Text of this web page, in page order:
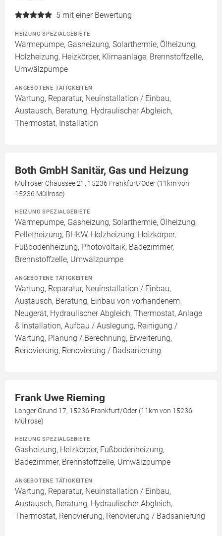
5 mit einer Bewertung
HEIZUNG SPEZIALGEBIETE
Wärmepumpe, Gasheizung, Solarthermie, Ölheizung,
Holzheizung, Heizkörper, Klimaanlage, Brennstoffzelle,
Umwälzpumpe
ANGEBOTENE TÄTIGKEITEN
Wartung, Reparatur, Neuinstallation / Einbau,
Austausch, Beratung, Hydraulischer Abgleich,
Thermostat, Installation
Both GmbH Sanitär, Gas und Heizung
Müllroser Chaussee 21, 15236 Frankfurt/Oder (11km von
15236 Müllrose)
HEIZUNG SPEZIALGEBIETE
Wärmepumpe, Gasheizung, Solarthermie, Ölheizung,
Pelletheizung, BHKW, Holzheizung, Heizkörper,
Fußbodenheizung, Photovoltaik, Badezimmer,
Brennstoffzelle, Umwälzpumpe
ANGEBOTENE TÄTIGKEITEN
Wartung, Reparatur, Neuinstallation / Einbau,
Austausch, Beratung, Einbau von vorhandenem
Neugerät, Hydraulischer Abgleich, Thermostat, Anlage
& Installation, Aufbau / Auslegung, Reinigung /
Wartung, Planung / Berechnung, Erweiterung,
Renovierung, Renovierung / Badsanierung
Frank Uwe Rieming
Langer Grund 17, 15236 Frankfurt/Oder (11km von 15236
Müllrose)
HEIZUNG SPEZIALGEBIETE
Gasheizung, Heizkörper, Fußbodenheizung,
Badezimmer, Brennstoffzelle, Umwälzpumpe
ANGEBOTENE TÄTIGKEITEN
Wartung, Reparatur, Neuinstallation / Einbau,
Austausch, Beratung, Hydraulischer Abgleich,
Thermostat, Renovierung, Renovierung / Badsanierung